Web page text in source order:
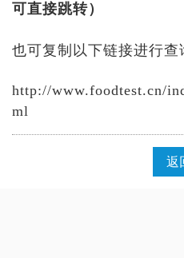
可直接跳转）
也可复制以下链接进行查
http://www.foodtest.cn/
ml
返